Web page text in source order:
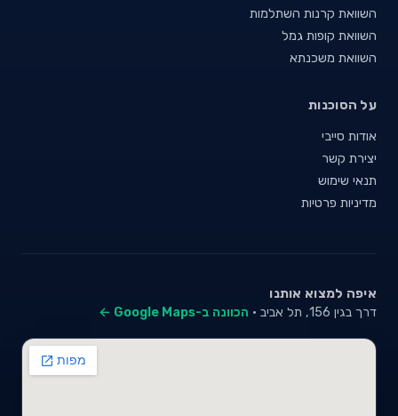
השוואת קרנות השתלמות
השוואת קופות גמל
השוואת משכנתא
על הסוכנות
אודות סייבי
יצירת קשר
תנאי שימוש
מדיניות פרטיות
איפה למצוא אותנו
דרך בגין 156, תל אביב · הכוונה ב-Google Maps ←